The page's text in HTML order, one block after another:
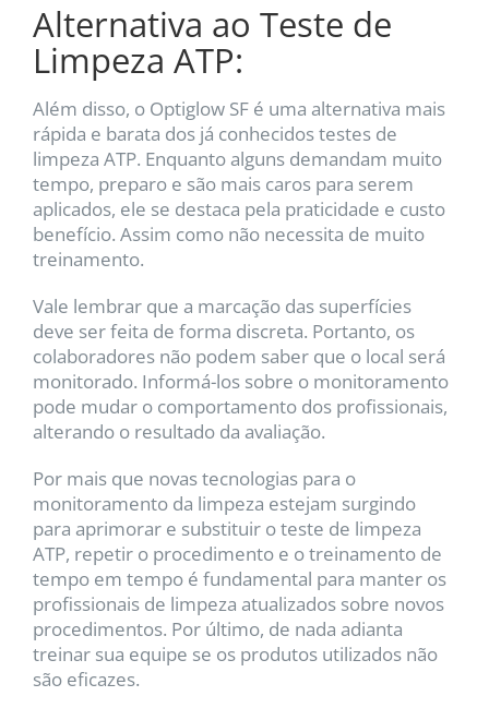
Alternativa ao Teste de
Limpeza ATP:
Além disso, o Optiglow SF é uma alternativa mais
rápida e barata dos já conhecidos testes de
limpeza ATP. Enquanto alguns demandam muito
tempo, preparo e são mais caros para serem
aplicados, ele se destaca pela praticidade e custo
benefício. Assim como não necessita de muito
treinamento.
Vale lembrar que a marcação das superfícies
deve ser feita de forma discreta. Portanto, os
colaboradores não podem saber que o local será
monitorado. Informá-los sobre o monitoramento
pode mudar o comportamento dos profissionais,
alterando o resultado da avaliação.
Por mais que novas tecnologias para o
monitoramento da limpeza estejam surgindo
para aprimorar e substituir o teste de limpeza
ATP, repetir o procedimento e o treinamento de
tempo em tempo é fundamental para manter os
profissionais de limpeza atualizados sobre novos
procedimentos. Por último, de nada adianta
treinar sua equipe se os produtos utilizados não
são eficazes.